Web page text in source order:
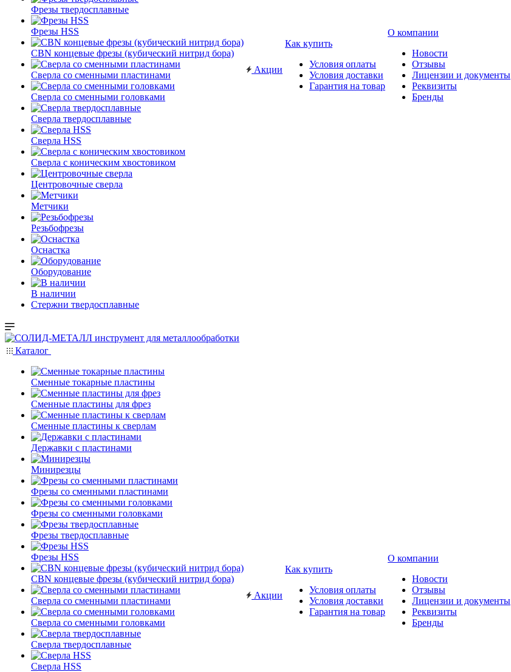
Фрезы твердосплавные
Фрезы HSS
CBN концевые фрезы (кубический нитрид бора)
Сверла со сменными пластинами
Сверла со сменными головками
Сверла твердосплавные
Сверла HSS
Сверла с коническим хвостовиком
Центровочные сверла
Метчики
Резьбофрезы
Оснастка
Оборудование
В наличии
Стержни твердосплавные
Акции
Как купить
Условия оплаты
Условия доставки
Гарантия на товар
О компании
Новости
Отзывы
Лицензии и документы
Реквизиты
Бренды
Каталог
Сменные токарные пластины
Сменные пластины для фрез
Сменные пластины к сверлам
Державки с пластинами
Минирезцы
Фрезы со сменными пластинами
Фрезы со сменными головками
Фрезы твердосплавные
Фрезы HSS
CBN концевые фрезы (кубический нитрид бора)
Сверла со сменными пластинами
Сверла со сменными головками
Сверла твердосплавные
Сверла HSS
Акции
Как купить
Условия оплаты
Условия доставки
Гарантия на товар
О компании
Новости
Отзывы
Лицензии и документы
Реквизиты
Бренды